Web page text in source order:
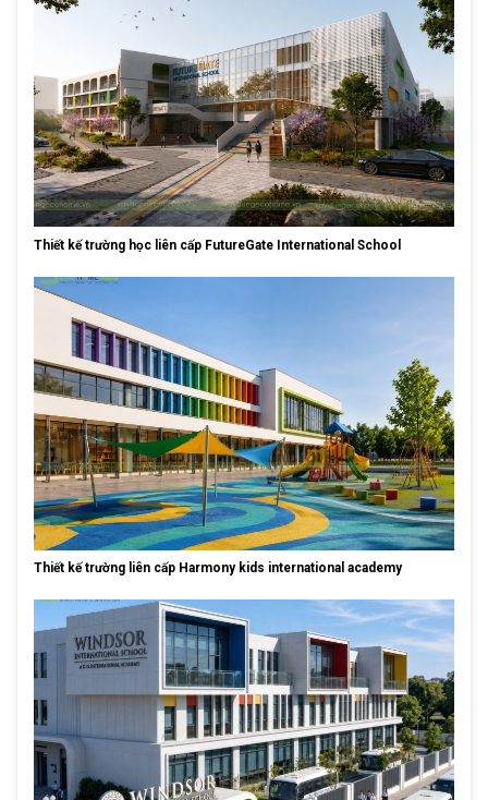
Thiết kế trường học liên cấp FutureGate International School
Thiết kế trường liên cấp Harmony kids international academy